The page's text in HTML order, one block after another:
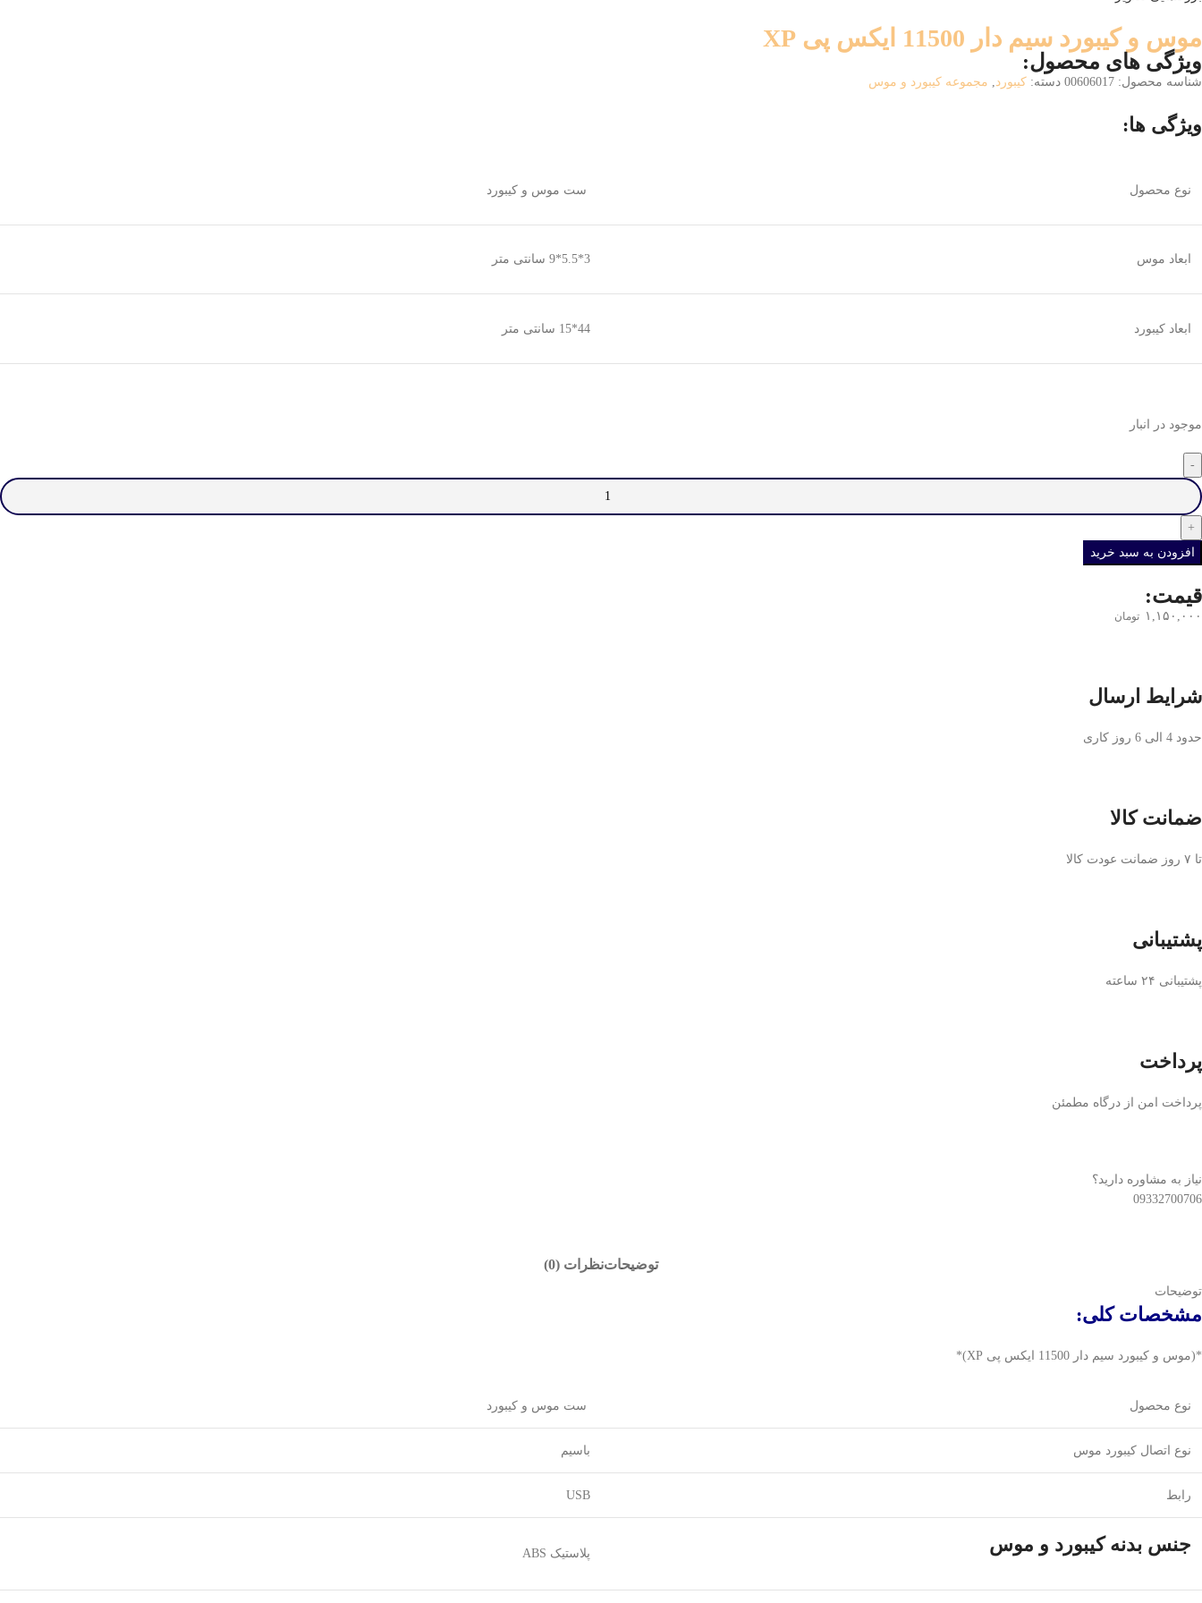
موس و کیبورد سیم دار 11500 ایکس پی XP
ویژگی های محصول:
شناسه محصول: 00606017 دسته: کیبورد مجموعه کیبورد و موس
ویژگی ها:
نوع محصول ست موس و کیبورد
ابعاد موس 3*5.5*9 سانتی متر
ابعاد کیبورد 44*15 سانتی متر
موجود در انبار
افزودن به سبد خرید
قیمت:
۱,۱۵۰,۰۰۰ تومان
شرایط ارسال
حدود 4 الی 6 روز کاری
ضمانت کالا
تا ۷ روز ضمانت عودت کالا
پشتیبانی
پشتیبانی ۲۴ ساعته
پرداخت
پرداخت امن از درگاه مطمئن
نیاز به مشاوره دارید؟
09332700706
توضیحاتنظرات (0)
توضیحات
مشخصات کلی:
*(موس و کیبورد سیم دار 11500 ایکس پی XP)*
نوع محصول ست موس و کیبورد
نوع اتصال کیبورد موس باسیم
رابط USB
جنس بدنه کیبورد و موس پلاستیک ABS